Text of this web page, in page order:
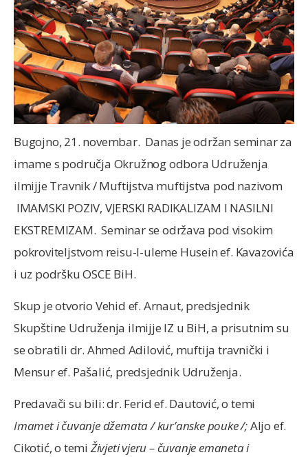
Bugojno, 21. novembar. Danas je održan seminar za
imame s područja Okružnog odbora Udruženja
ilmijje Travnik / Muftijstva muftijstva pod nazivom
IMAMSKI POZIV, VJERSKI RADIKALIZAM I NASILNI
EKSTREMIZAM. Seminar se održava pod visokim
pokroviteljstvom reisu-l-uleme Husein ef. Kavazovića
i uz podršku OSCE BiH.
Skup je otvorio Vehid ef. Arnaut, predsjednik
Skupštine Udruženja ilmijje IZ u BiH, a prisutnim su
se obratili dr. Ahmed Adilović, muftija travnički i
Mensur ef. Pašalić, predsjednik Udruženja.
Predavači su bili: dr. Ferid ef. Dautović, o temi
Imamet i čuvanje džemata / kur’anske pouke /;Aljo ef.
Cikotić, o temi Živjeti vjeru – čuvanje emaneta i